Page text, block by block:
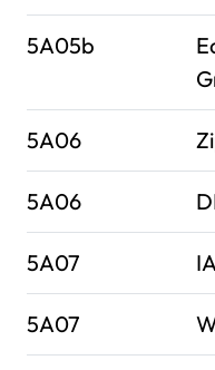
5A05b
5A06
5A06
5A07
5A07